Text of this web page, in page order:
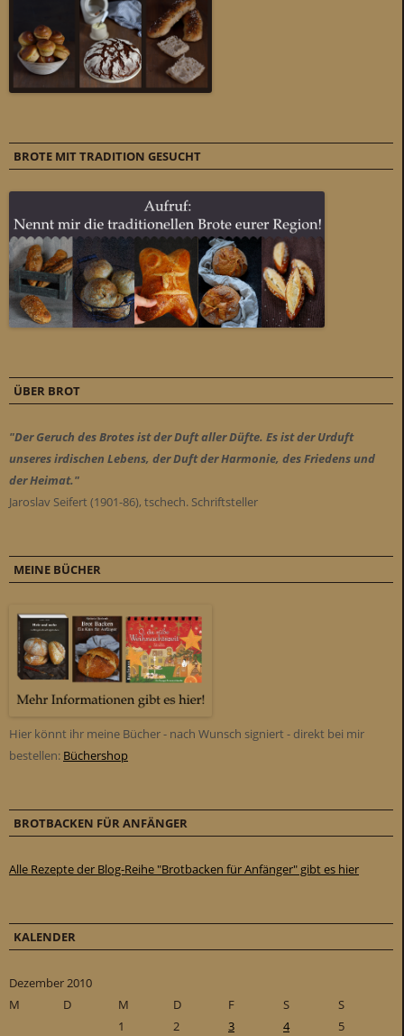
BROTE MIT TRADITION GESUCHT
ÜBER BROT
"Der Geruch des Brotes ist der Duft aller Düfte. Es ist der Urduft
unseres irdischen Lebens, der Duft der Harmonie, des Friedens und
der Heimat."
Jaroslav Seifert (1901-86), tschech. Schriftsteller
MEINE BÜCHER
Hier könnt ihr meine Bücher - nach Wunsch signiert - direkt bei mir
bestellen: Büchershop
BROTBACKEN FÜR ANFÄNGER
Alle Rezepte der Blog-Reihe "Brotbacken für Anfänger" gibt es hier
KALENDER
Dezember 2010
M
D M D F S
S
1
2 3 4
5